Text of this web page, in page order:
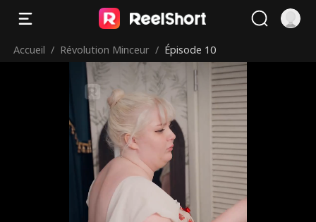
Accueil / Révolution Minceur / Épisode 10